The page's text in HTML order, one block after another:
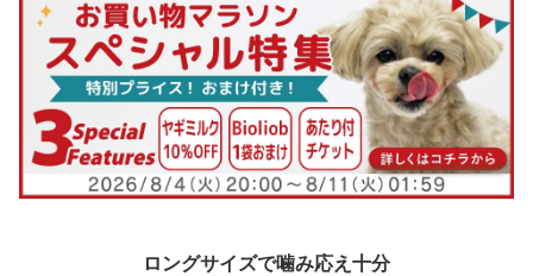
ロングサイズで噛み応え十分